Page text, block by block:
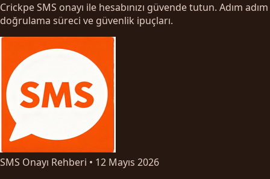
Crickpe SMS onayı ile hesabınızı güvende tutun. Adım adım
doğrulama süreci ve güvenlik ipuçları.
SMS Onayı Rehberi • 12 Mayıs 2026